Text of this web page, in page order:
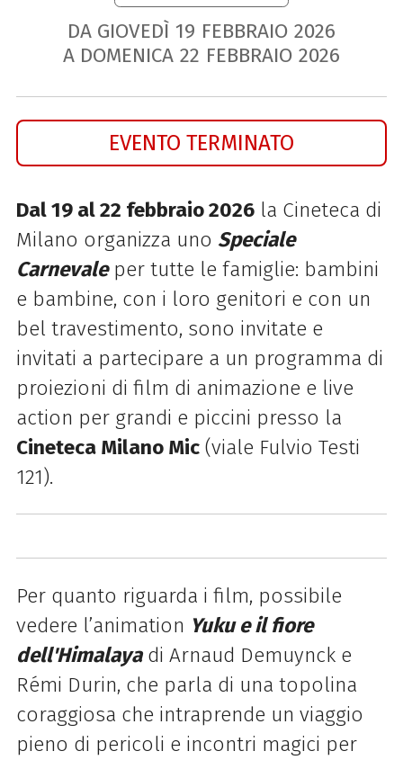
DA GIOVEDÌ 19 FEBBRAIO 2026
A DOMENICA 22 FEBBRAIO 2026
EVENTO TERMINATO
Dal 19 al 22 febbraio 2026la Cineteca di
Milano organizza uno Speciale
Carnevaleper tutte le famiglie: bambini
e bambine, con i loro genitori e con un
bel travestimento, sono invitate e
invitati a partecipare a un programma di
proiezioni di film di animazione e live
action per grandi e piccini presso la
Cineteca Milano Mic(viale Fulvio Testi
121).
Per quanto riguarda i film, possibile
vedere l’animation Yuku e il fiore
dell'Himalayadi Arnaud Demuynck e
Rémi Durin, che parla di una topolina
coraggiosa che intraprende un viaggio
pieno di pericoli e incontri magici per